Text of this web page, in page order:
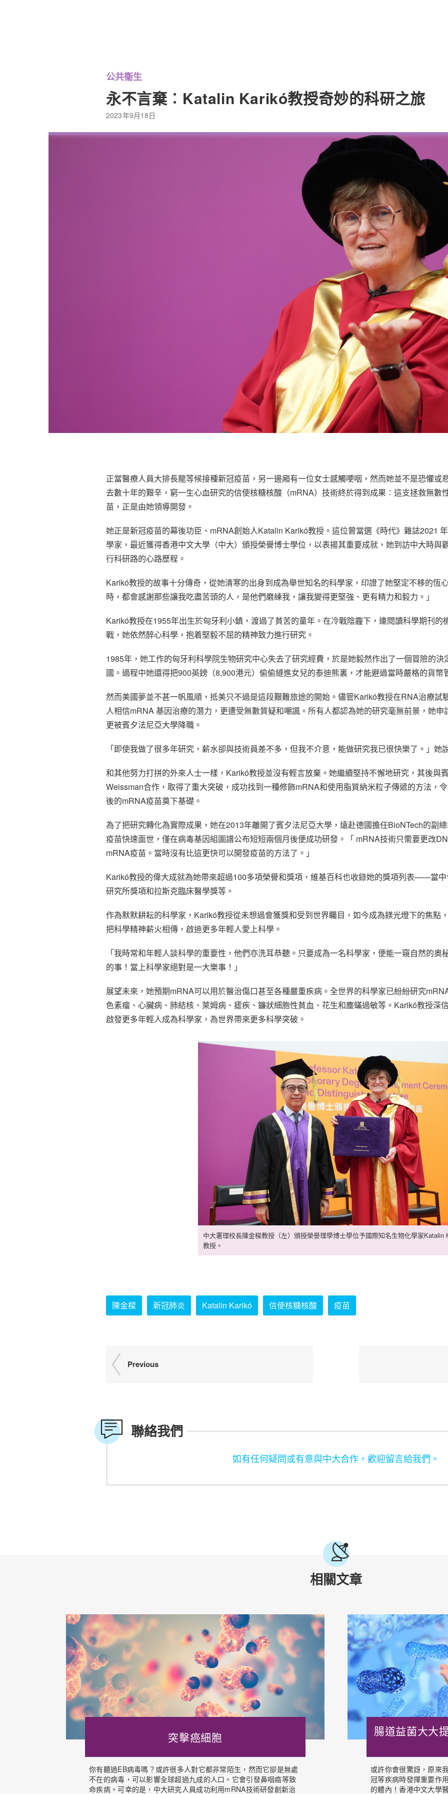
公共衞生
永不言棄︰Katalin Karikó教授奇妙的科研之旅
2023年9月18日
正當醫療人員大排長龍等候接種新冠疫苗，另一邊廂有一位女士感觸哽咽，然而她並不是恐懼或
去數十年的艱辛，窮一生心血研究的信使核糖核酸（mRNA）技術終於得到成果︰這支拯救無數
苗，正是由她領導開發。
她正是新冠疫苗的幕後功臣、mRNA創始人Katalin Karikó教授。這位曾當選《時代》雜誌2021
學家，最近獲得香港中文大學（中大）頒授榮譽博士學位，以表揚其重要成就，她到訪中大時與
行科研路的心路歷程。
Karikó教授的故事十分傳奇，從她清寒的出身到成為舉世知名的科學家，印證了她堅定不移的恆
時，都會感謝那些讓我吃盡苦頭的人，是他們磨練我，讓我變得更堅強、更有精力和毅力。」
Karikó教授在1955年出生於匈牙利小鎮，渡過了貧苦的童年。在冷戰陰霾下，連閱讀科學期刊的
戰，她依然醉心科學，抱着堅毅不屈的精神致力進行研究。
1985年，她工作的匈牙利科學院生物研究中心失去了研究經費，於是她毅然作出了一個冒險的
國。過程中她還得把900英鎊（8,900港元）偷偷縫進女兒的泰迪熊裏，才能避過當時嚴格的貨幣
然而美國夢並不甚一帆風順，抵美只不過是這段艱難旅途的開始。儘管Karikó教授在RNA治療試
人相信mRNA 基因治療的潛力，更遭受無數質疑和嘲諷。所有人都認為她的研究毫無前景，她
更被賓夕法尼亞大學降職。
「即使我做了很多年研究，薪水卻與技術員差不多，但我不介意，能做研究我已很快樂了。」她
和其他努力打拼的外來人士一樣，Karikó教授並沒有輕言放棄。她繼續堅持不懈地研究，其後與
Weissman合作，取得了重大突破，成功找到一種修飾mRNA和使用脂質納米粒子傳遞的方法，
後的mRNA疫苗奠下基礎。
為了把研究轉化為實際成果，她在2013年離開了賓夕法尼亞大學，遠赴德國擔任BioNTech的副
疫苗快速面世，僅在病毒基因組圖譜公布短短兩個月後便成功研發。「 mRNA技術只需要更改
mRNA疫苗。當時沒有比這更快可以開發疫苗的方法了。」
Karikó教授的偉大成就為她帶來超過100多項榮譽和獎項，維基百科也收錄她的獎項列表——當
研究所獎項和拉斯克臨床醫學獎等。
作為默默耕耘的科學家，Karikó教授從未想過會獲獎和受到世界矚目，如今成為鎂光燈下的焦點
把科學精神薪火相傳，啟迪更多年輕人愛上科學。
「我時常和年輕人談科學的重要性，他們亦洗耳恭聽。只要成為一名科學家，便能一窺自然的
的事！當上科學家絕對是一大樂事！」
展望未來，她預期mRNA可以用於醫治傷口甚至各種嚴重疾病。全世界的科學家已紛紛研究
色素瘤、心臟病、肺結核、萊姆病、瘧疾、鐮狀細胞性貧血、花生和塵蟎過敏等。Karikó教授深
啟發更多年輕人成為科學家，為世界帶來更多科學突破。
中大署理校長陳金樑教授（左）頒授榮譽理學博士學位予國際知名生物化學家Katalin
教授。
陳金樑 新冠肺炎 Katalin Karikó 信使核糖核酸 疫苗
Previous
聯絡我們
如有任何疑問或有意與中大合作，歡迎留言給我們。
相關文章
突擊癌細胞
你有聽過EB病毒嗎？或許很多人對它都非常陌生，然而它卻是無處
不在的病毒，可以影響全球超過九成的人口。它會引發鼻咽癌等致
命疾病。可幸的是，中大研究人員成功利用mRNA技術研發創新治
腸道益菌大大
或許你會很驚訝，原來
冠等疾病時發揮重要作
的體內！香港中文大學